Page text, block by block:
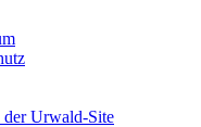
der Urwald-Site